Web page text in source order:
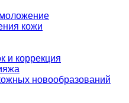
кожи
и коррекция
новообразований